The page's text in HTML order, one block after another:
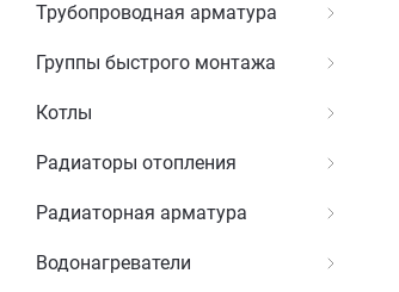
Трубопроводная арматура
Группы быстрого монтажа
Котлы
Радиаторы отопления
Радиаторная арматура
Водонагреватели